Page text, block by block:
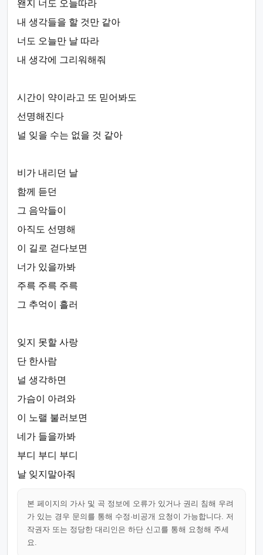
왠지 너도 오늘따라
내 생각들을 할 것만 같아
너도 오늘만 날 따라
내 생각에 그리워해줘
시간이 약이라고 또 믿어봐도
선명해진다
널 잊을 수는 없을 것 같아
비가 내리던 날
함께 듣던
그 음악들이
아직도 선명해
이 길로 걷다보면
너가 있을까봐
주륵 주륵 주륵
그 추억이 흘러
잊지 못할 사랑
단 한사람
널 생각하면
가슴이 아려와
이 노랠 불러보면
네가 들을까봐
부디 부디 부디
날 잊지말아줘
본 페이지의 가사 및 곡 정보에 오류가 있거나 권리 침해 우려
가 있는 경우 문의를 통해 수정·비공개 요청이 가능합니다. 저
작권자 또는 정당한 대리인은 하단 신고를 통해 요청해 주세
요.